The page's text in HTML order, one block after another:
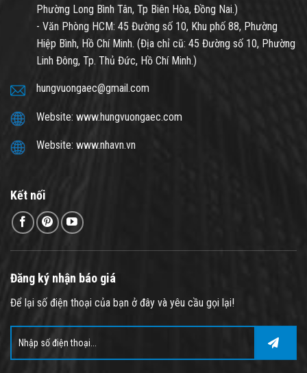
Phường Long Bình Tân, Tp Biên Hòa, Đồng Nai.)
- Văn Phòng HCM: 45 Đường số 10, Khu phố 88, Phường
Hiệp Bình, Hồ Chí Minh. (Địa chỉ cũ: 45 Đường số 10, Phường
Linh Đông, Tp. Thủ Đức, Hồ Chí Minh.)
hungvuongaec@gmail.com
Website: www.hungvuongaec.com
Website: www.nhavn.vn
Kết nối
Đăng ký nhận báo giá
Để lại số điện thoại của bạn ở đây và yêu cầu gọi lại!